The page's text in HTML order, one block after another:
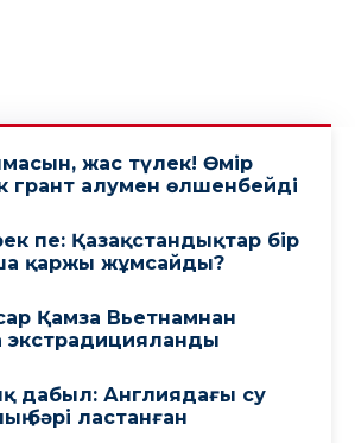
жас түлек! Өмiр
грант алумен өлшенбейдi
пе: Қазақстандықтар бір
қаржы жұмсайды?
Қамза Вьетнамнан
экстрадицияланды
дабыл: Англиядағы су
бәрі ластанған